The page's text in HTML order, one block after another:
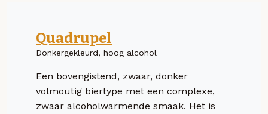
Quadrupel
Donkergekleurd, hoog alcohol
Een bovengistend, zwaar, donker
volmoutig biertype met een complexe,
zwaar alcoholwarmende smaak. Het is